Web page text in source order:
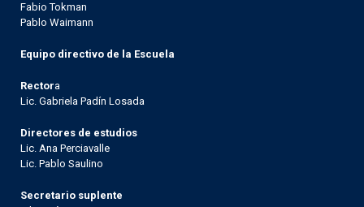
Fabio Tokman
Pablo Waimann
Equipo directivo de la Escuela
Rectora
Lic. Gabriela Padín Losada
Directores de estudios
Lic. Ana Perciavalle
Lic. Pablo Saulino
Secretario suplente